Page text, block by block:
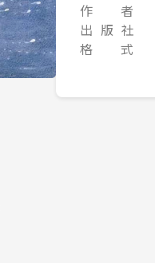
作 者
出 版 社
格 式